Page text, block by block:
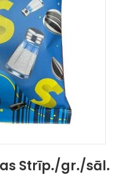
Strīp./gr./sāl.